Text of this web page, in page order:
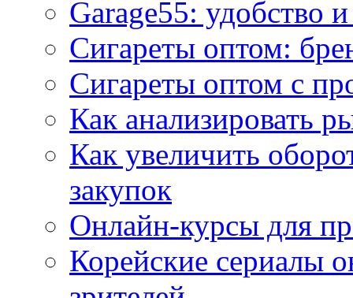
Garage55: удобство
Сигареты оптом:
Сигареты оптом с
Как анализировать
Как увеличить
закупок
Онлайн-курсы для
Корейские сериалы